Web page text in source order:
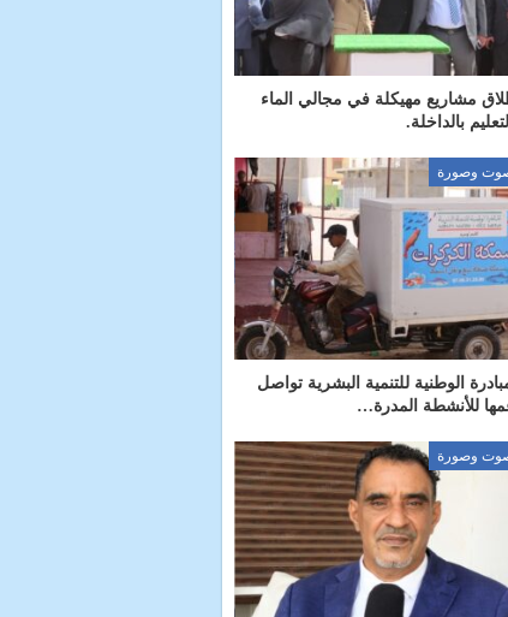
مشاريع مهيكلة في مجالي الماء
بالداخلة.
وصورة
الوطنية للتنمية البشرية تواصل
للأنشطة المدرة…
وصورة